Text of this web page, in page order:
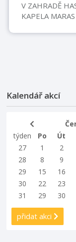
V ZAHRADĚ
KAPELA
Kalendář akcí
týden
Po Út
27
1 2
28
8 9
29
15 16
30
22 23
31
29 30
přidat akci